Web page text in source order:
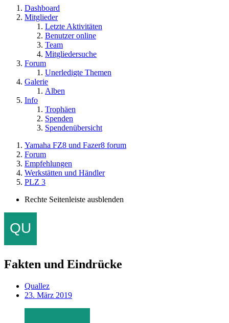
Dashboard
Mitglieder
Letzte Aktivitäten
Benutzer online
Team
Mitgliedersuche
Forum
Unerledigte Themen
Galerie
Alben
Info
Trophäen
Spenden
Spendenübersicht
Yamaha FZ8 und Fazer8 forum
Forum
Empfehlungen
Werkstätten und Händler
PLZ 3
Rechte Seitenleiste ausblenden
Fakten und Eindrücke
Quallez
23. März 2019